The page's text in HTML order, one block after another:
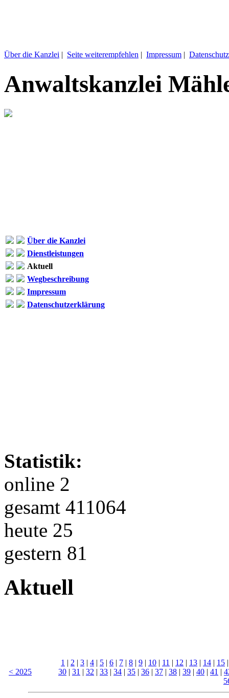
Über die Kanzlei | Seite weiterempfehlen | Impressum |
Anwaltskanzlei
Über die Kanzlei
Dienstleistungen
Aktuell
Wegbeschreibung
Impressum
Datenschutzerklärung
Statistik:
online 2
gesamt 411064
heute 25
gestern 81
Aktuell
< 2025
1 | 2 | 3 | 4 | 5 | 6 | 7 | 8 | 9 | 10 | 11 | 12 | 13 | 14 | 15
30 | 31 | 32 | 33 | 34 | 35 | 36 | 37 | 38 | 39 | 40 | 41 |